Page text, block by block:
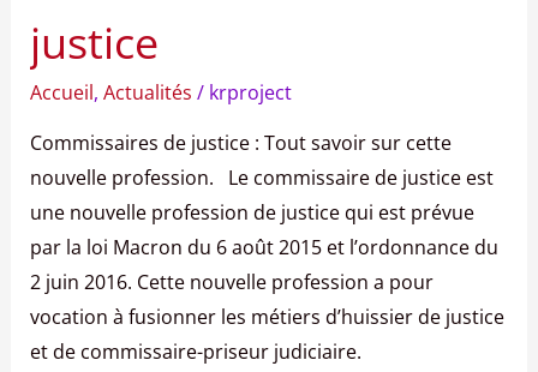
justice
Accueil, Actualités / krproject
Commissaires de justice : Tout savoir sur cette
nouvelle profession. Le commissaire de justice est
une nouvelle profession de justice qui est prévue
par la loi Macron du 6 août 2015 et l’ordonnance du
2 juin 2016. Cette nouvelle profession a pour
vocation à fusionner les métiers d’huissier de justice
et de commissaire-priseur judiciaire.